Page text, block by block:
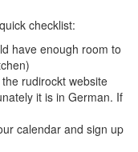
checklist:
have enough room to
rudirockt website
it is in German. If
calendar and sign up